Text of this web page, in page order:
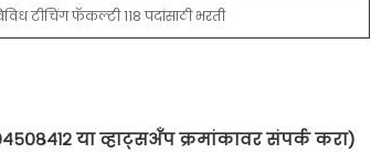
टीचिंग फॅकल्टी 118 पदांसाठी भरती
या व्हाट्सअँप क्रमांकावर संपर्क करा)